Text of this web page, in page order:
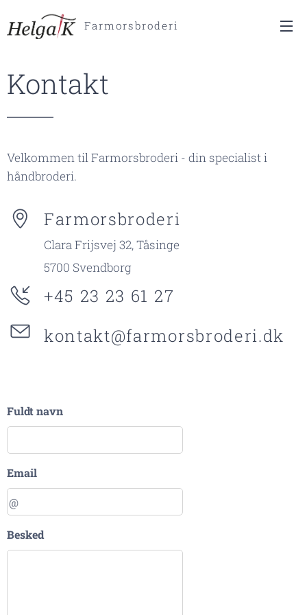
Farmorsbroderi
Kontakt
Velkommen til Farmorsbroderi - din specialist i
håndbroderi.
Farmorsbroderi
Clara Frijsvej 32, Tåsinge
5700 Svendborg
+45 23 23 61 27
kontakt@farmorsbroderi.dk
Fuldt navn
Email
Besked